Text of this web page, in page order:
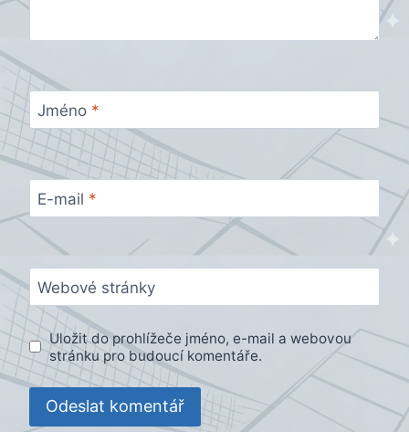
Jméno *
E-mail *
Webové stránky
Uložit do prohlížeče jméno, e-mail a webovou
stránku pro budoucí komentáře.